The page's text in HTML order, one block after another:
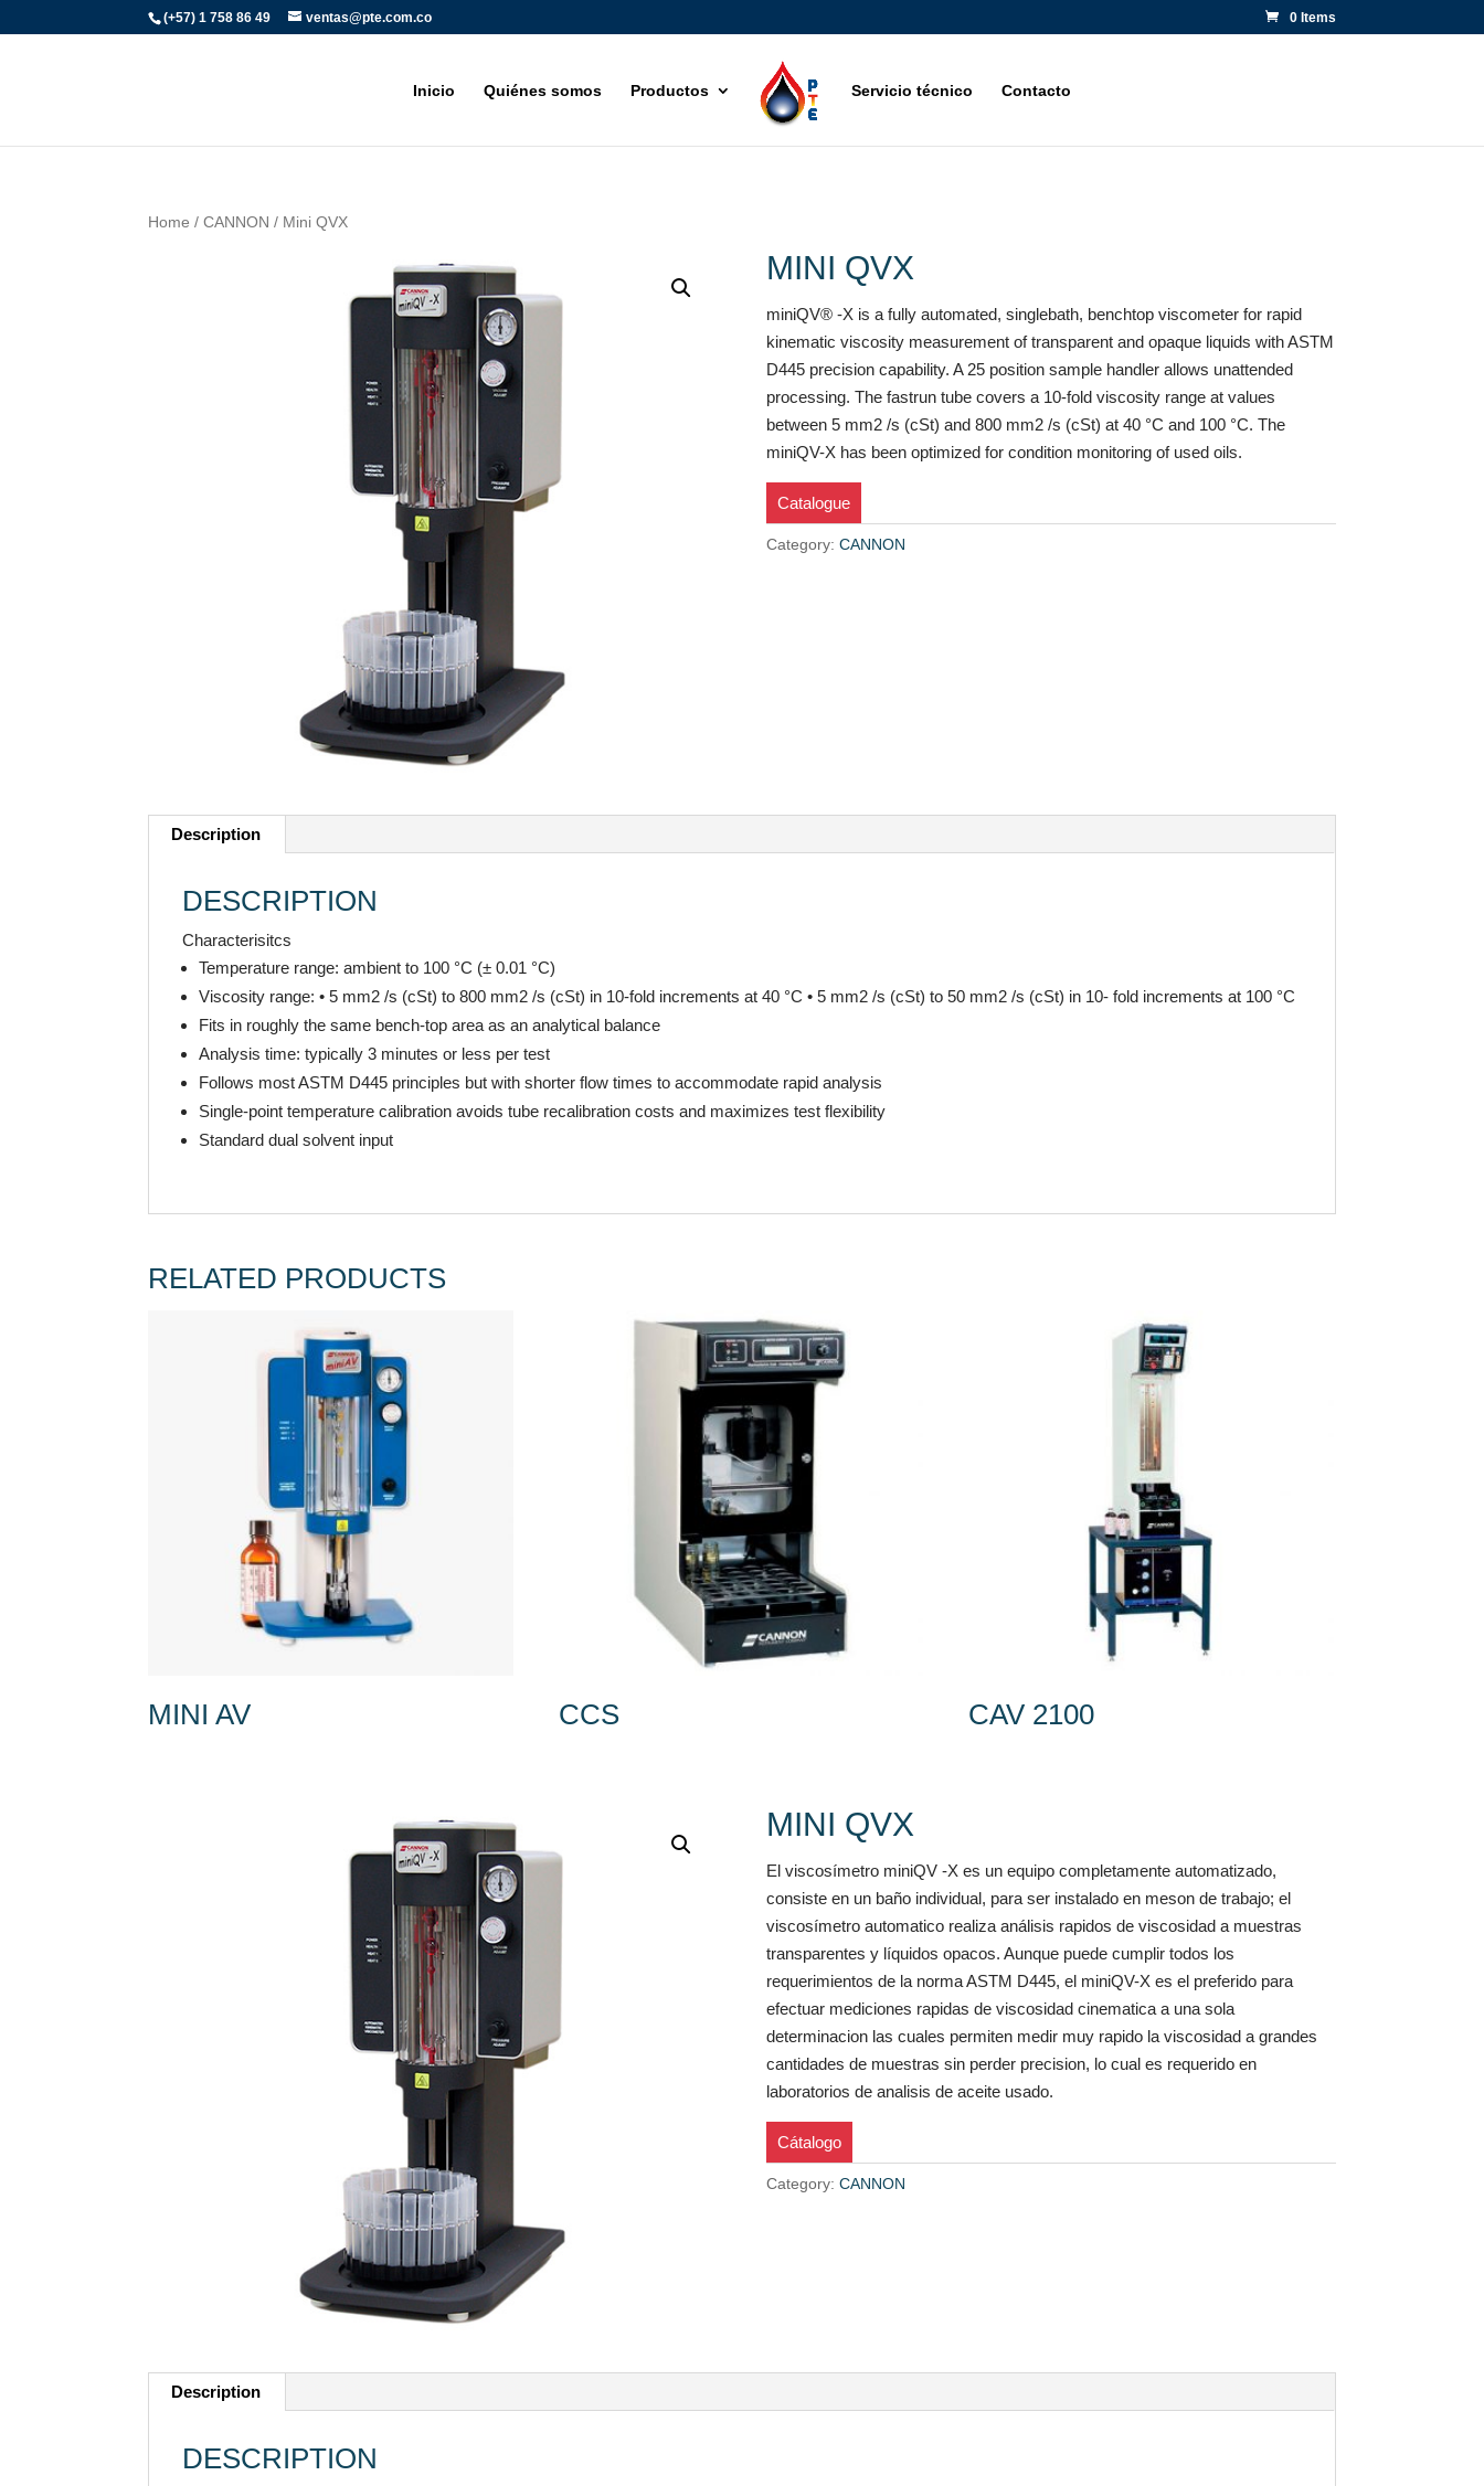
(+57) 1 758 86 49 ventas@pte.com.co 0 Items
Inicio Quiénes somos Productos Servicio técnico Contacto
Home /CANNON / Mini QVX
MINI QVX
miniQV® -X is a fully automated, singlebath, benchtop viscometer for rapid
kinematic viscosity measurement of transparent and opaque liquids with ASTM
D445 precision capability. A 25 position sample handler allows unattended
processing. The fastrun tube covers a 10-fold viscosity range at values
between 5 mm2 /s (cSt) and 800 mm2 /s (cSt) at 40 °C and 100 °C. The
miniQV-X has been optimized for condition monitoring of used oils.
Catalogue
Category: CANNON
Description
DESCRIPTION
Characterisitcs
Temperature range: ambient to 100 °C (± 0.01 °C)
Viscosity range: • 5 mm2 /s (cSt) to 800 mm2 /s (cSt) in 10-fold increments at 40 °C • 5 mm2 /s (cSt) to 50 mm2 /s (cSt) in 10- fold increments at 100 °C
Fits in roughly the same bench-top area as an analytical balance
Analysis time: typically 3 minutes or less per test
Follows most ASTM D445 principles but with shorter flow times to accommodate rapid analysis
Single-point temperature calibration avoids tube recalibration costs and maximizes test flexibility
Standard dual solvent input
RELATED PRODUCTS
MINI AV CCS CAV 2100
MINI QVX
El viscosímetro miniQV -X es un equipo completamente automatizado,
consiste en un baño individual, para ser instalado en meson de trabajo; el
viscosímetro automatico realiza análisis rapidos de viscosidad a muestras
transparentes y líquidos opacos. Aunque puede cumplir todos los
requerimientos de la norma ASTM D445, el miniQV-X es el preferido para
efectuar mediciones rapidas de viscosidad cinematica a una sola
determinacion las cuales permiten medir muy rapido la viscosidad a grandes
cantidades de muestras sin perder precision, lo cual es requerido en
laboratorios de analisis de aceite usado.
Cátalogo
Category: CANNON
Description
DESCRIPTION